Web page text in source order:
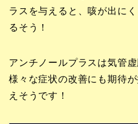
ラスを与えると、咳が出に
るそう！
アンチノールプラスは気管
様々な症状の改善にも期待
えそうです！